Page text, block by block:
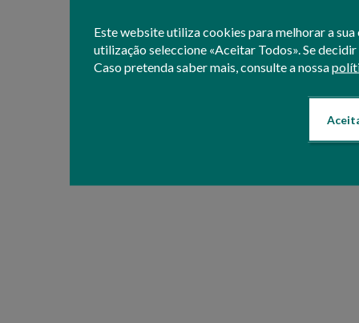
Este website utiliza cookies para melhorar a
utilização seleccione «Aceitar Todos». Se
Caso pretenda saber mais, consulte a nossa